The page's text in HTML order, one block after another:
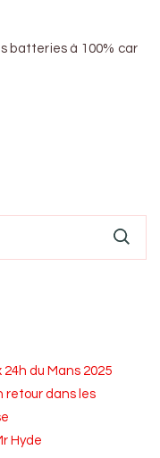
batteries à 100% car
du Mans 2025
retour dans les
Hyde